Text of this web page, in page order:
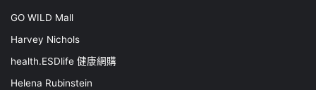
GO WILD Mall
Harvey Nichols
health.ESDlife 健康網購
Helena Rubinstein